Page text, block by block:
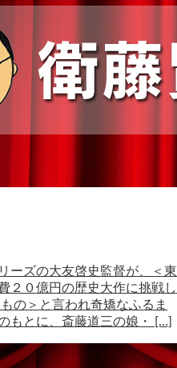
ーズの大友啓史監督が、＜東
２０億円の歴史大作に挑戦し
の＞と言われ奇矯なふるま
もとに、斎藤道三の娘・ […]